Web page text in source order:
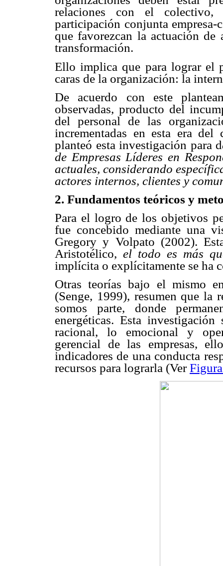
relaciones con el colectivo,
participación conjunta
que favorezcan la actuación de
transformación.
Ello implica que para lograr el
caras de la organización: la
De acuerdo con este
observadas, producto del
del personal de las
incrementadas en esta era
planteó esta investigación para d
de Empresas Líderes en
actuales, considerando
actores internos, clientes y
2. Fundamentos teóricos y
Para el logro de los objetivos
fue concebido mediante una
Gregory y Volpato (2002).
Aristotélico,  el todo es más
implícita o explícitamente se ha
Otras teorías bajo el mismo
(Senge, 1999), resumen que la
somos parte, donde
energéticas. Esta
racional, lo emocional y
gerencial de las empresas,
indicadores de una conducta
recursos para lograrla (Ver